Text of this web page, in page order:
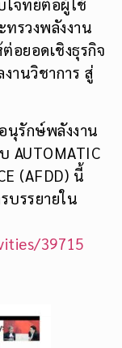
จทย์ต่อผู้ใช้
ทรวงพลังงาน
ยอดเชิงธุรกิจ
านวิชาการ สู่
นุรักษ์พลังงาน
AUTOMATIC
(AFDD) นี้
บรรยายใน
39715